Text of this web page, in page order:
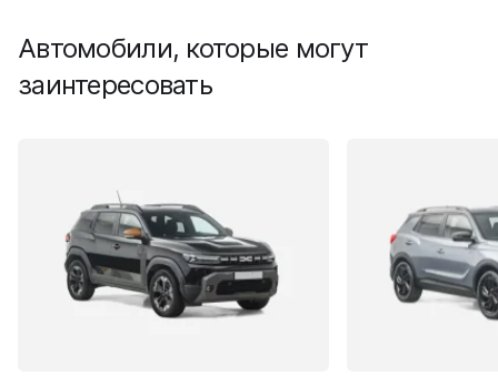
Автомобили, которые могут
заинтересовать